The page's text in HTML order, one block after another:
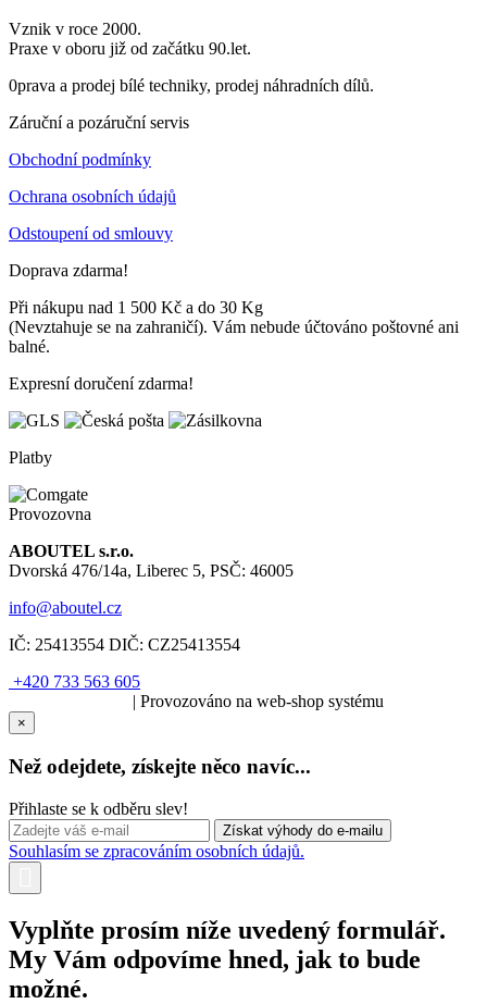
Vznik v roce 2000.
Praxe v oboru již od začátku 90.let.
0prava a prodej bílé techniky, prodej náhradních dílů.
Záruční a pozáruční servis
Obchodní podmínky
Ochrana osobních údajů
Odstoupení od smlouvy
Doprava zdarma!
Při nákupu nad 1 500 Kč a do 30 Kg
(Nevztahuje se na zahraničí). Vám nebude účtováno poštovné ani
balné.
Expresní doručení zdarma!
Platby
Provozovna
ABOUTEL s.r.o.
Dvorská 476/14a, Liberec 5, PSČ: 46005
info@aboutel.cz
IČ: 25413554 DIČ: CZ25413554
+420 733 563 605
| Provozováno na web-shop systému
×
Než odejdete, získejte něco navíc...
Přihlaste se k odběru slev!
Souhlasím se zpracováním osobních údajů.
Vyplňte prosím níže uvedený formulář.
My Vám odpovíme hned, jak to bude
možné.